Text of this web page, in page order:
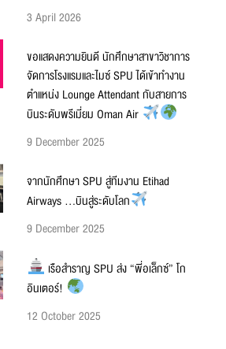
3 April 2026
ขอแสดงความยินดี นักศึกษาสาขาวิชาการ
จัดการโรงแรมและไมซ์ SPU ได้เข้าทำงาน
ตำแหน่ง Lounge Attendant กับสายการ
บินระดับพรีเมี่ยม Oman Air
9 December 2025
จากนักศึกษา SPU สู่ทีมงาน Etihad
Airways …บินสู่ระดับโลก
9 December 2025
เรือสำราญ SPU ส่ง “พี่อเล็กซ์” โก
อินเตอร์!
12 October 2025